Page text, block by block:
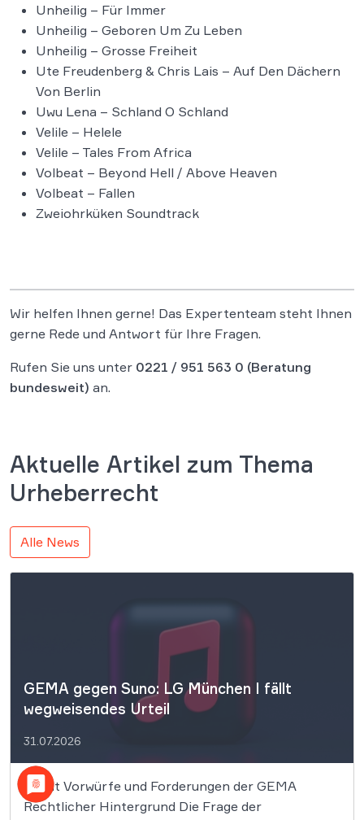
Unheilig – Für Immer
Unheilig – Geboren Um Zu Leben
Unheilig – Grosse Freiheit
Ute Freudenberg & Chris Lais – Auf Den Dächern
Von Berlin
Uwu Lena – Schland O Schland
Velile – Helele
Velile – Tales From Africa
Volbeat – Beyond Hell / Above Heaven
Volbeat – Fallen
Zweiohrküken Soundtrack
Wir helfen Ihnen gerne! Das Expertenteam steht Ihnen
gerne Rede und Antwort für Ihre Fragen.
Rufen Sie uns unter 0221 / 951 563 0 (Beratung
bundesweit) an.
Aktuelle Artikel zum Thema
Urheberrecht
Alle News
GEMA gegen Suno: LG München I fällt
wegweisendes Urteil
31.07.2026
Inhalt Vorwürfe und Forderungen der GEMA
Rechtlicher Hintergrund Die Frage der